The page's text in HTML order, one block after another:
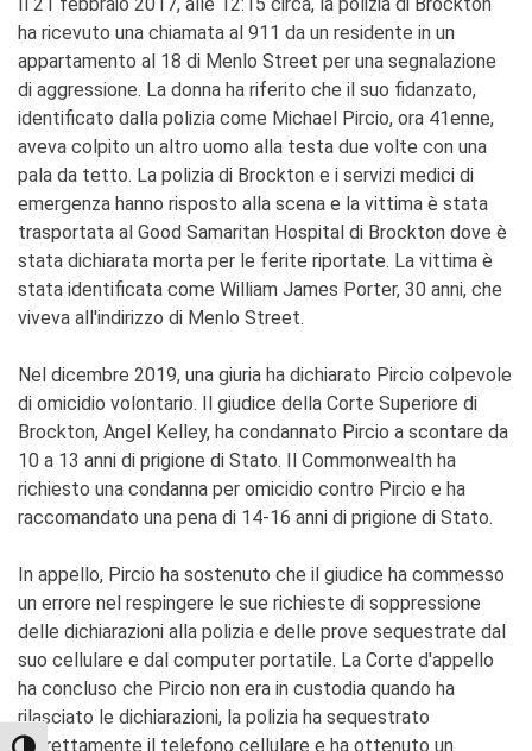
ha ricevuto una chiamata al 911 da un residente in un
appartamento al 18 di Menlo Street per una segnalazione
di aggressione. La donna ha riferito che il suo fidanzato,
identificato dalla polizia come Michael Pircio, ora 41enne,
aveva colpito un altro uomo alla testa due volte con una
pala da tetto. La polizia di Brockton e i servizi medici di
emergenza hanno risposto alla scena e la vittima è stata
trasportata al Good Samaritan Hospital di Brockton dove è
stata dichiarata morta per le ferite riportate. La vittima è
stata identificata come William James Porter, 30 anni, che
viveva all'indirizzo di Menlo Street.
Nel dicembre 2019, una giuria ha dichiarato Pircio colpevole
di omicidio volontario. Il giudice della Corte Superiore di
Brockton, Angel Kelley, ha condannato Pircio a scontare da
10 a 13 anni di prigione di Stato. Il Commonwealth ha
richiesto una condanna per omicidio contro Pircio e ha
raccomandato una pena di 14-16 anni di prigione di Stato.
In appello, Pircio ha sostenuto che il giudice ha commesso
un errore nel respingere le sue richieste di soppressione
delle dichiarazioni alla polizia e delle prove sequestrate dal
suo cellulare e dal computer portatile. La Corte d'appello
ha concluso che Pircio non era in custodia quando ha
rilasciato le dichiarazioni, la polizia ha sequestrato
correttamente il telefono cellulare e ha ottenuto un